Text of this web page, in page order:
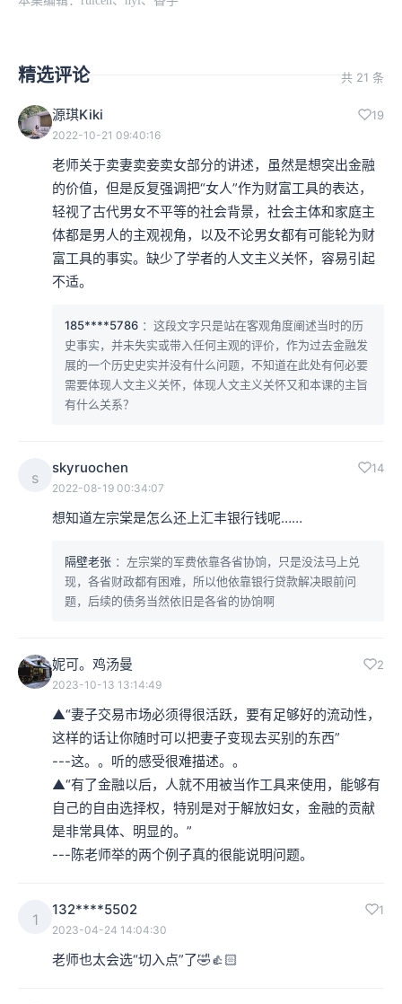
精选评论 共 21 条
源琪Kiki 19
2022-10-21 09:40:16
老师关于卖妻卖妾卖女部分的讲述，虽然是想突出金融
的价值，但是反复强调把“女人”作为财富工具的表达，
轻视了古代男女不平等的社会背景，社会主体和家庭主
体都是男人的主观视角，以及不论男女都有可能轮为财
富工具的事实。缺少了学者的人文主义关怀，容易引起
不适。
185****5786 ：这段文字只是站在客观角度阐述当时的历
史事实，并未失实或带入任何主观的评价，作为过去金融发
展的一个历史史实并没有什么问题，不知道在此处有何必要
需要体现人文主义关怀，体现人文主义关怀又和本课的主旨
有什么关系？
s
skyruochen 14
2022-08-19 00:34:07
想知道左宗棠是怎么还上汇丰银行钱呢……
隔壁老张 ：左宗棠的军费依靠各省协饷，只是没法马上兑
现，各省财政都有困难，所以他依靠银行贷款解决眼前问
题，后续的债务当然依旧是各省的协饷啊
妮可。鸡汤曼 2
2023-10-13 13:14:49
▲“妻子交易市场必须得很活跃，要有足够好的流动性，
这样的话让你随时可以把妻子变现去买别的东西”
---这。。听的感受很难描述。。
▲“有了金融以后，人就不用被当作工具来使用，能够有
自己的自由选择权，特别是对于解放妇女，金融的贡献
是非常具体、明显的。”
---陈老师举的两个例子真的很能说明问题。
1
132****5502 1
2023-04-24 14:04:30
老师也太会选“切入点”了🤣👍🏻